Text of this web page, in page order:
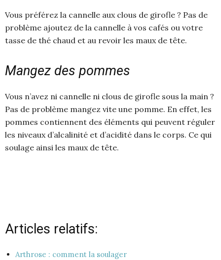
Vous préférez la cannelle aux clous de girofle ? Pas de
problème ajoutez de la cannelle à vos cafés ou votre
tasse de thé chaud et au revoir les maux de tête.
Mangez des pommes
Vous n’avez ni cannelle ni clous de girofle sous la main ?
Pas de problème mangez vite une pomme. En effet, les
pommes contiennent des éléments qui peuvent réguler
les niveaux d’alcalinité et d’acidité dans le corps. Ce qui
soulage ainsi les maux de tête.
Articles relatifs:
Arthrose : comment la soulager